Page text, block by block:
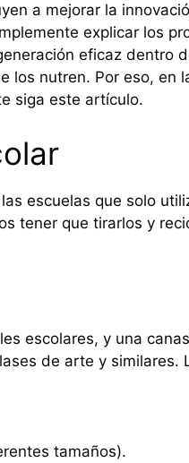
a mejorar la
explicar los
eficaz dentro
nutren. Por eso, en
siga este artículo.
escuelas que solo
tener que tirarlos y
escolares, y una
de arte y similares.
tamaños).